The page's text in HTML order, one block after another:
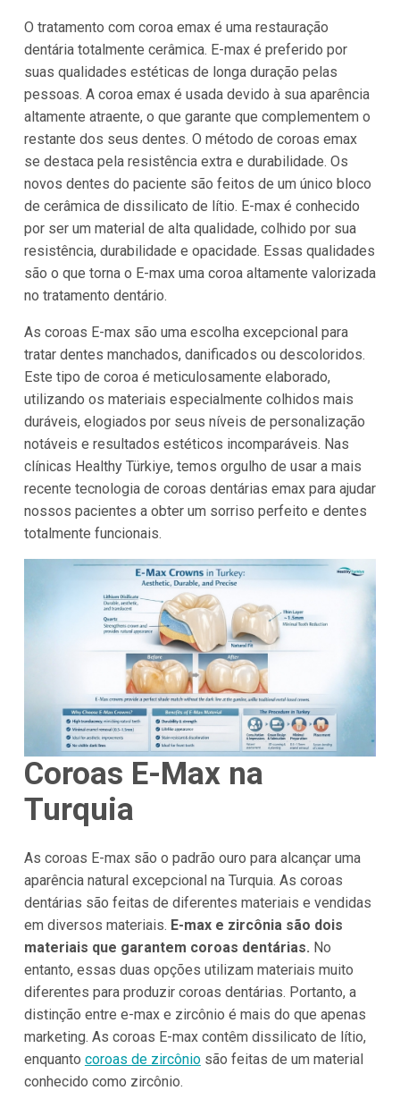
O tratamento com coroa emax é uma restauração
dentária totalmente cerâmica. E-max é preferido por
suas qualidades estéticas de longa duração pelas
pessoas. A coroa emax é usada devido à sua aparência
altamente atraente, o que garante que complementem o
restante dos seus dentes. O método de coroas emax
se destaca pela resistência extra e durabilidade. Os
novos dentes do paciente são feitos de um único bloco
de cerâmica de dissilicato de lítio. E-max é conhecido
por ser um material de alta qualidade, colhido por sua
resistência, durabilidade e opacidade. Essas qualidades
são o que torna o E-max uma coroa altamente valorizada
no tratamento dentário.
As coroas E-max são uma escolha excepcional para
tratar dentes manchados, danificados ou descoloridos.
Este tipo de coroa é meticulosamente elaborado,
utilizando os materiais especialmente colhidos mais
duráveis, elogiados por seus níveis de personalização
notáveis e resultados estéticos incomparáveis. Nas
clínicas Healthy Türkiye, temos orgulho de usar a mais
recente tecnologia de coroas dentárias emax para ajudar
nossos pacientes a obter um sorriso perfeito e dentes
totalmente funcionais.
Coroas E-Max na
Turquia
As coroas E-max são o padrão ouro para alcançar uma
aparência natural excepcional na Turquia. As coroas
dentárias são feitas de diferentes materiais e vendidas
em diversos materiais. E-max e zircônia são dois
materiais que garantem coroas dentárias. No
entanto, essas duas opções utilizam materiais muito
diferentes para produzir coroas dentárias. Portanto, a
distinção entre e-max e zircônio é mais do que apenas
marketing. As coroas E-max contêm dissilicato de lítio,
enquanto coroas de zircôniosão feitas de um material
conhecido como zircônio.